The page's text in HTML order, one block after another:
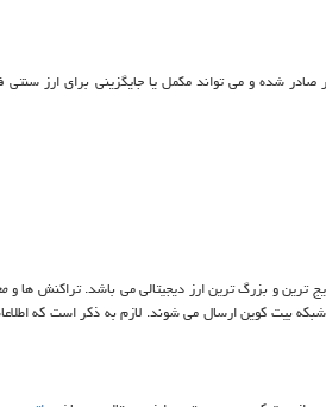
شده و می تواند مکمل یا جایگزینی برای ارز سنتی
شبکه بیت کوین ارسال می شوند. لازم به ذکر است که